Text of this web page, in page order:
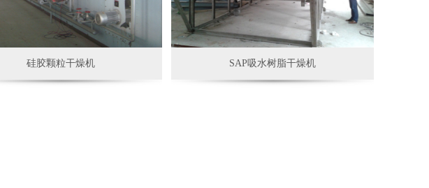
硅胶颗粒干燥机 SAP吸水树脂干燥机